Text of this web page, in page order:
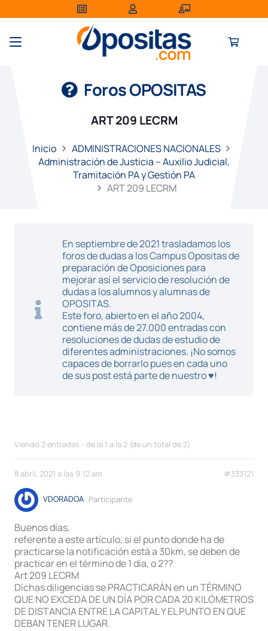
Foros OPOSITAS
ART 209 LECRM
Inicio
ADMINISTRACIONES NACIONALES
Administración de Justicia – Auxilio Judicial,
Tramitación PA y Gestión PA
ART 209 LECRM
En septiembre de 2021 trasladamos los
foros de dudas a los Campus Opositas de
preparación de Oposiciones para
mejorar así el servicio de resolución de
dudas a los alumnos y alumnas de
OPOSITAS.
Este foro, abierto en el año 2004,
contiene más de 27.000 entradas con
resoluciones de dudas de estudio de
diferentes administraciones. ¡No somos
capaces de borrarlo pues en cada uno
de sus post está parte de nuestro ♥!
Viendo 2 entradas - de la 1 a la 2 (de un total de 2)
8 abril, 2021 a las 9:12 am #333121
VDORADOA Participante
Buenos días,
referente a este artículo, si el punto donde ha de
practicarse la notificación está a 30km, se deben de
practicar en el término de 1 día, o 2??
Art 209 LECRM
Dichas diligencias se PRACTICARÁN en un TÉRMINO
QUE NO EXCEDA DE UN DÍA POR CADA 20 KILÓMETROS
DE DISTANCIA ENTRE LA CAPITAL Y EL PUNTO EN QUE
DEBAN TENER LUGAR.